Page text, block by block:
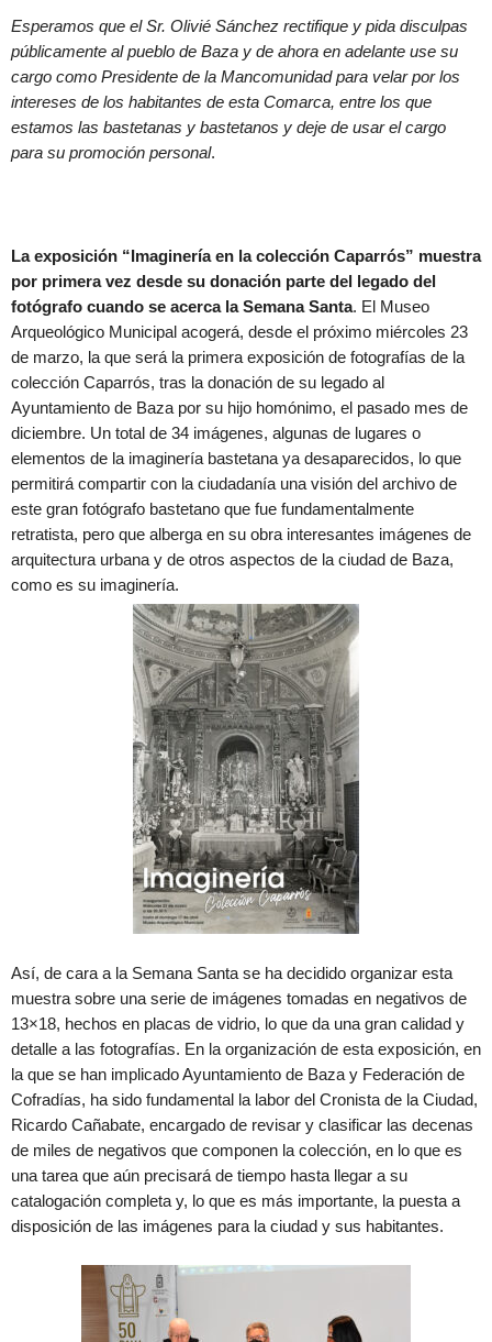
Esperamos que el Sr. Olivié Sánchez rectifique y pida disculpas
públicamente al pueblo de Baza y de ahora en adelante use su
cargo como Presidente de la Mancomunidad para velar por los
intereses de los habitantes de esta Comarca, entre los que
estamos las bastetanas y bastetanos y deje de usar el cargo
para su promoción personal.
La exposición “Imaginería en la colección Caparrós” muestra
por primera vez desde su donación parte del legado del
fotógrafo cuando se acerca la Semana Santa. El Museo
Arqueológico Municipal acogerá, desde el próximo miércoles 23
de marzo, la que será la primera exposición de fotografías de la
colección Caparrós, tras la donación de su legado al
Ayuntamiento de Baza por su hijo homónimo, el pasado mes de
diciembre. Un total de 34 imágenes, algunas de lugares o
elementos de la imaginería bastetana ya desaparecidos, lo que
permitirá compartir con la ciudadanía una visión del archivo de
este gran fotógrafo bastetano que fue fundamentalmente
retratista, pero que alberga en su obra interesantes imágenes de
arquitectura urbana y de otros aspectos de la ciudad de Baza,
como es su imaginería.
Así, de cara a la Semana Santa se ha decidido organizar esta
muestra sobre una serie de imágenes tomadas en negativos de
13×18, hechos en placas de vidrio, lo que da una gran calidad y
detalle a las fotografías. En la organización de esta exposición, en
la que se han implicado Ayuntamiento de Baza y Federación de
Cofradías, ha sido fundamental la labor del Cronista de la Ciudad,
Ricardo Cañabate, encargado de revisar y clasificar las decenas
de miles de negativos que componen la colección, en lo que es
una tarea que aún precisará de tiempo hasta llegar a su
catalogación completa y, lo que es más importante, la puesta a
disposición de las imágenes para la ciudad y sus habitantes.